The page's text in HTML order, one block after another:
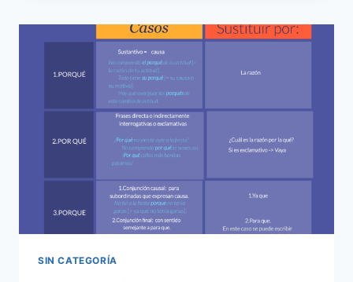
PALABRAS
SEGÚN
URSULA
LEGUIN
SIN CATEGORÍA